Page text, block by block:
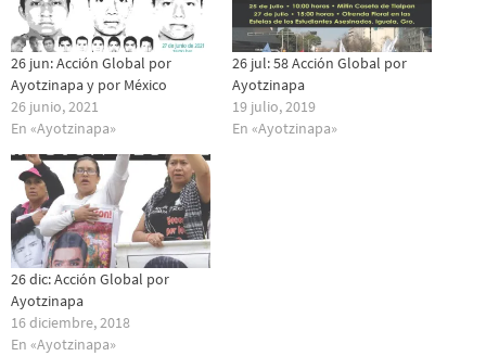
26 jun: Acción Global por
Ayotzinapa y por México
26 junio, 2021
En «Ayotzinapa»
26 jul: 58 Acción Global por
Ayotzinapa
19 julio, 2019
En «Ayotzinapa»
26 dic: Acción Global por
Ayotzinapa
16 diciembre, 2018
En «Ayotzinapa»